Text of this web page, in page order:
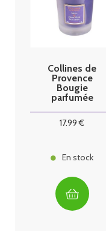
Collines de
Provence
Bougie
parfumée
17.99 €
En stock